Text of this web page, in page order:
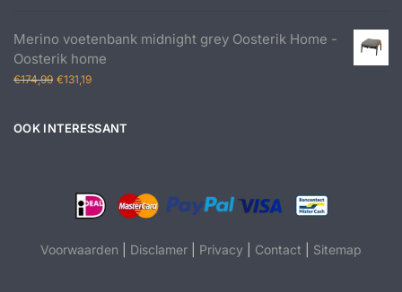
€1.889,00.€1.700,10.
Merino voetenbank midnight grey Oosterik Home -
Oosterik home
€174,99 Oorspronkelijke
€174,99.
€131,19Huidige
€131,19.
OOK INTERESSANT
Voorwaarden Disclamer Privacy Contact Sitemap